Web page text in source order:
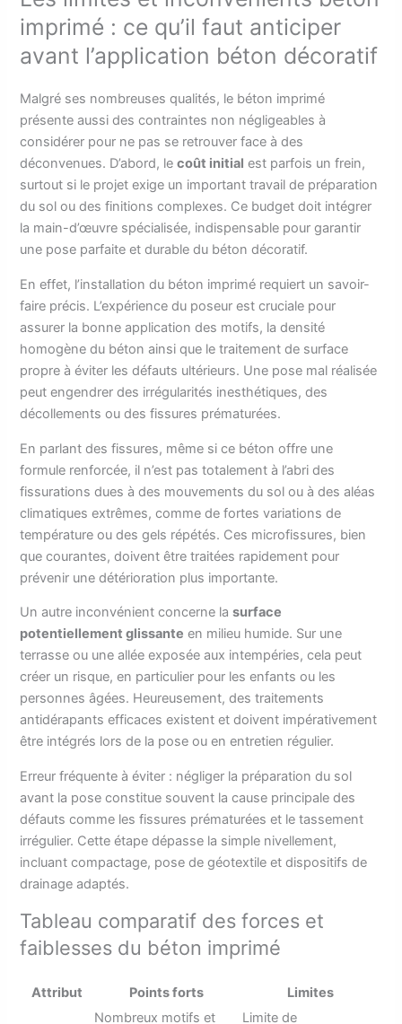
imprimé : ce qu’il faut anticiper
avant l’application béton décoratif
Malgré ses nombreuses qualités, le béton imprimé
présente aussi des contraintes non négligeables à
considérer pour ne pas se retrouver face à des
déconvenues. D’abord, lecoût initial est parfois un frein,
surtout si le projet exige un important travail de préparation
du sol ou des finitions complexes. Ce budget doit intégrer
la main-d’œuvre spécialisée, indispensable pour garantir
une pose parfaite et durable du béton décoratif.
En effet, l’installation du béton imprimé requiert un savoir-
faire précis. L’expérience du poseur est cruciale pour
assurer la bonne application des motifs, la densité
homogène du béton ainsi que le traitement de surface
propre à éviter les défauts ultérieurs. Une pose mal réalisée
peut engendrer des irrégularités inesthétiques, des
décollements ou des fissures prématurées.
En parlant des fissures, même si ce béton offre une
formule renforcée, il n’est pas totalement à l’abri des
fissurations dues à des mouvements du sol ou à des aléas
climatiques extrêmes, comme de fortes variations de
température ou des gels répétés. Ces microfissures, bien
que courantes, doivent être traitées rapidement pour
prévenir une détérioration plus importante.
Un autre inconvénient concerne lasurface
potentiellement glissante en milieu humide. Sur une
terrasse ou une allée exposée aux intempéries, cela peut
créer un risque, en particulier pour les enfants ou les
personnes âgées. Heureusement, des traitements
antidérapants efficaces existent et doivent impérativement
être intégrés lors de la pose ou en entretien régulier.
Erreur fréquente à éviter : négliger la préparation du sol
avant la pose constitue souvent la cause principale des
défauts comme les fissures prématurées et le tassement
irrégulier. Cette étape dépasse la simple nivellement,
incluant compactage, pose de géotextile et dispositifs de
drainage adaptés.
Tableau comparatif des forces et
faiblesses du béton imprimé
Attribut Points forts
Limites
Nombreux motifs et
Limite de